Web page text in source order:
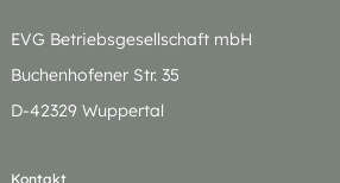
EVG Betriebsgesellschaft mbH
Buchenhofener Str. 35
D-42329 Wuppertal
Kontakt